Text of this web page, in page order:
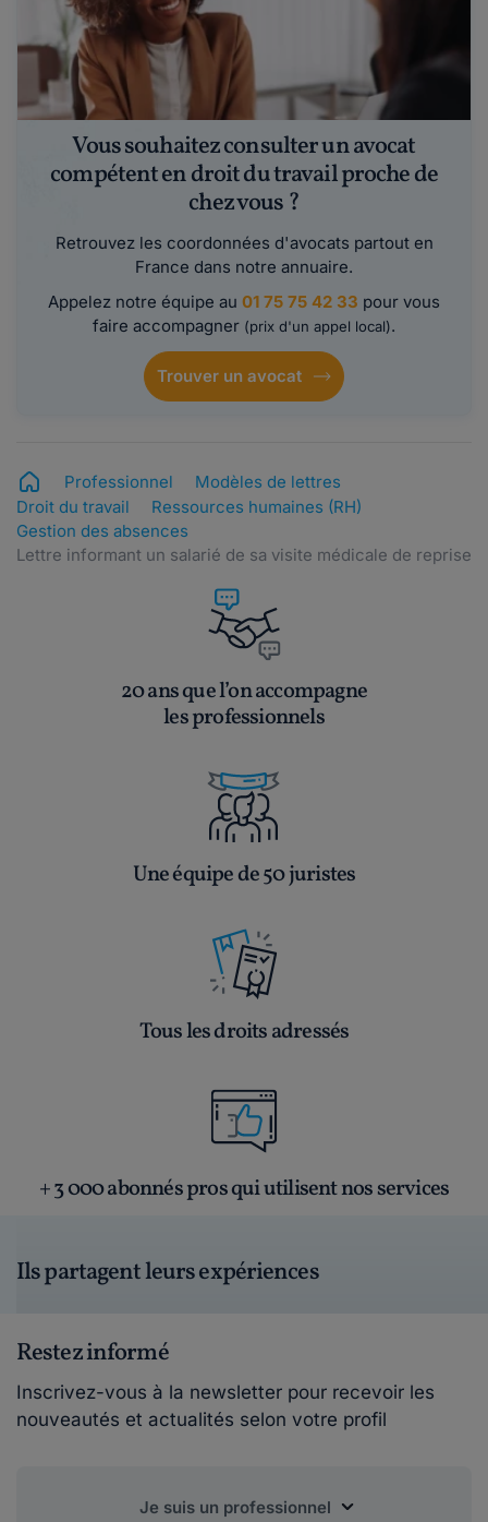
Vous souhaitez consulter un avocat
compétent en droit du travail proche de
chez vous ?
Retrouvez les coordonnées d'avocats partout en
France dans notre annuaire.
Appelez notre équipe au 01 75 75 42 33 pour vous
faire accompagner (prix d'un appel local).
Trouver un avocat
Professionnel
Modèles de lettres
Droit du travail
Ressources humaines (RH)
Gestion des absences
Lettre informant un salarié de sa visite médicale de reprise
20 ans que l’on accompagne
les professionnels
Une équipe de 50 juristes
Tous les droits adressés
+ 3 000 abonnés pros qui utilisent nos services
Ils partagent leurs expériences
Restez informé
Inscrivez-vous à la newsletter pour recevoir les
nouveautés et actualités selon votre profil